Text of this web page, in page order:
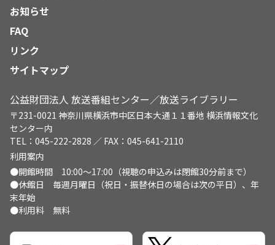
お知らせ
FAQ
リンク
サイトマップ
公益財団法人 放送番組センター／放送ライブラリー
〒231-0021 神奈川県横浜市中区日本大通１１番地 横浜情報文化
センター内
TEL：045-222-2828 ／ FAX：045-641-2110
利用案内
●開館時間 10:00～17:00（視聴の申込みは閉館30分前まで）
●休館日 毎週月曜日（祝日・振替休日の場合は次の平日）、年
末年始
●利用料 無料